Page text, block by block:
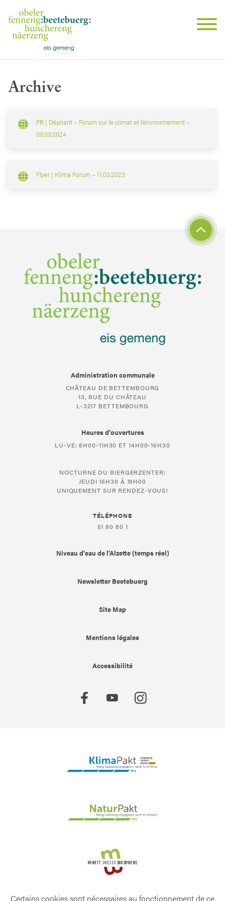
Archive
FR | Dépliant – Forum sur le climat et l’environnement –
09.03.2024
Flyer | Klima Forum – 11.03.2023
Administration communale
CHÂTEAU DE BETTEMBOURG
13, RUE DU CHÂTEAU
L-3217 BETTEMBOURG
Heures d’ouvertures
LU-VE: 8H00-11H30 ET 14H00-16H30
NOCTURNE DU BIERGERZENTER:
JEUDI 16H30 À 19H00
UNIQUEMENT SUR RENDEZ-VOUS!
TÉLÉPHONE
51 80 80 1
Niveau d'eau de l'Alzette (temps réel)
Newsletter Beetebuerg
Site Map
Mentions légales
Accessibilité
Certains cookies sont nécessaires au fonctionnement de ce